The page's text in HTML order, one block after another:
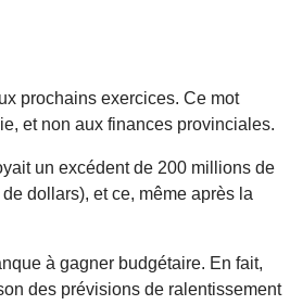
prochains exercices. Ce mot
et non aux finances provinciales.
un excédent de 200 millions de
dollars), et ce, même après la
à gagner budgétaire. En fait,
des prévisions de ralentissement